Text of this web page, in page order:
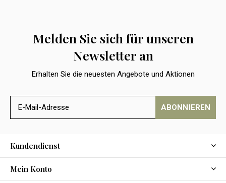
Melden Sie sich für unseren
Newsletter an
Erhalten Sie die neuesten Angebote und Aktionen
ABONNIEREN
Kundendienst
Mein Konto